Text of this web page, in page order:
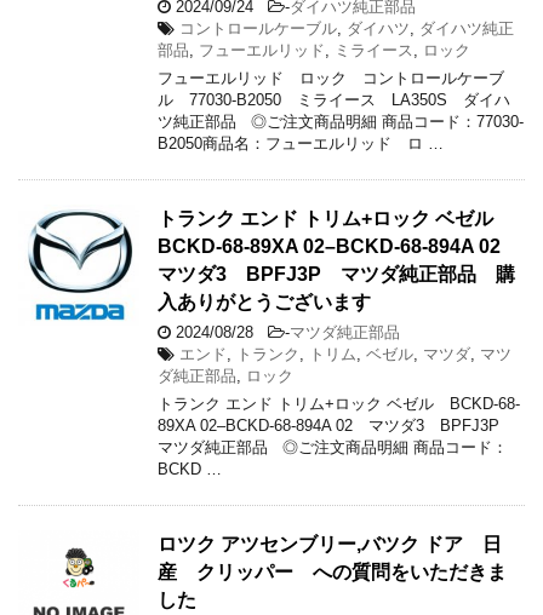
2024/09/24 -ダイハツ純正部品
コントロールケーブル ダイハツ
ダイハツ純正
部品
フューエルリッド ミライース
ロック
フューエルリッド ロック コントロールケーブ
ル 77030-B2050 ミライース LA350S ダイハ
ツ純正部品 ◎ご注文商品明細 商品コード：77030-
B2050商品名：フューエルリッド ロ …
トランク エンド トリム+ロック ベゼル
BCKD-68-89XA 02–BCKD-68-894A 02
マツダ3 BPFJ3P マツダ純正部品 購
入ありがとうございます
2024/08/28 -マツダ純正部品
エンド
トランク トリム ベゼル マツダ マツ
ダ純正部品
ロック
トランク エンド トリム+ロック ベゼル BCKD-68-
89XA 02–BCKD-68-894A 02 マツダ3 BPFJ3P
マツダ純正部品 ◎ご注文商品明細 商品コード：
BCKD …
ロツク アツセンブリー,バツク ドア 日
産 クリッパー への質問をいただきま
した